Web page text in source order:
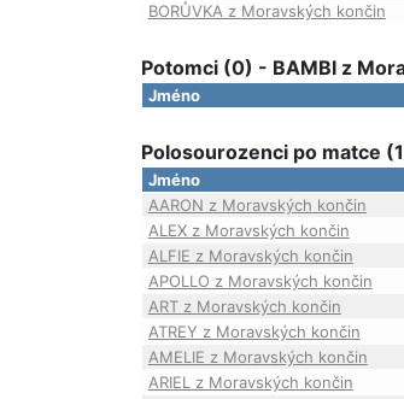
BORŮVKA z Moravských končin
Potomci (0) - BAMBI z
Jméno
Polosourozenci po matce
Jméno
AARON z Moravských končin
ALEX z Moravských končin
ALFIE z Moravských končin
APOLLO z Moravských končin
ART z Moravských končin
ATREY z Moravských končin
AMELIE z Moravských končin
ARIEL z Moravských končin